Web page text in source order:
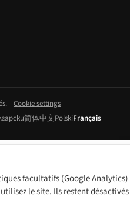
Cookie settings
简体中文PolskiFrançais
facultatifs (Google Analytics)
le site. Ils restent désactivés